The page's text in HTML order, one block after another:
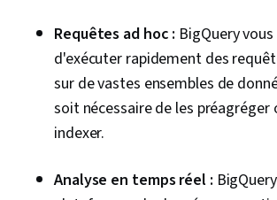
données, Bases de données,
données, Google Sheets,
dynamiques et graphiques,
Compilation des données,
Requêtes ad hoc : BigQuery
d'exécuter rapidement des
sur de vastes ensembles de
soit nécessaire de les préagréger
indexer.
Analyse en temps réel :